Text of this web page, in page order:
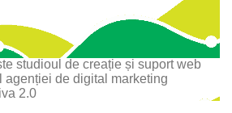
studioul de creație și suport web
agenției de digital marketing
2.0